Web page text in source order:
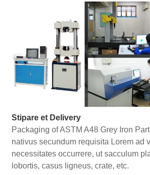
Stipare et Delivery
Packaging of ASTM A48 Grey Iron
nativus secundum requisita Lorem ad
necessitates occurrere, ut sacculum
lobortis, casus ligneus, crate, etc.